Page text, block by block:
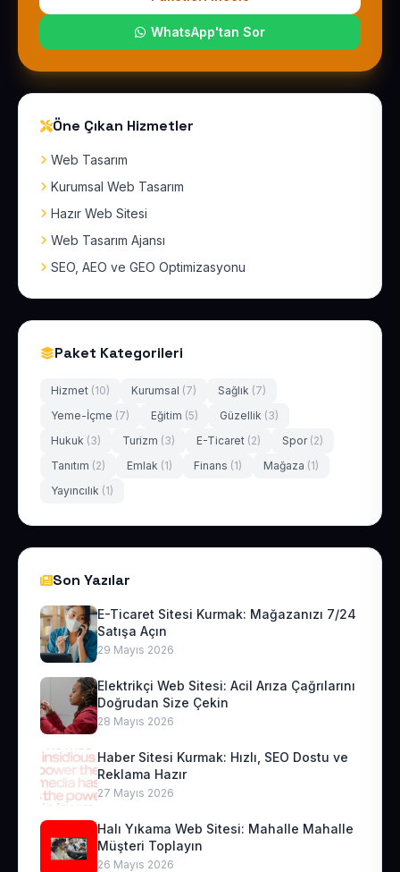
WhatsApp'tan Sor
Öne Çıkan Hizmetler
Web Tasarım
Kurumsal Web Tasarım
Hazır Web Sitesi
Web Tasarım Ajansı
SEO, AEO ve GEO Optimizasyonu
Paket Kategorileri
Hizmet (10) Kurumsal (7) Sağlık (7)
Yeme-İçme (7) Eğitim (5) Güzellik (3)
Hukuk (3) Turizm (3) E-Ticaret (2) Spor (2)
Tanıtım (2) Emlak (1) Finans (1) Mağaza (1)
Yayıncılık (1)
Son Yazılar
E-Ticaret Sitesi Kurmak: Mağazanızı 7/24
Satışa Açın
29 Mayıs 2026
Elektrikçi Web Sitesi: Acil Arıza Çağrılarını
Doğrudan Size Çekin
28 Mayıs 2026
Haber Sitesi Kurmak: Hızlı, SEO Dostu ve
Reklama Hazır
27 Mayıs 2026
Halı Yıkama Web Sitesi: Mahalle Mahalle
Müşteri Toplayın
26 Mayıs 2026